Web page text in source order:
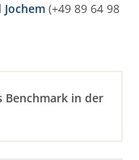
Jochem (+49 89 64 98
Benchmark in der